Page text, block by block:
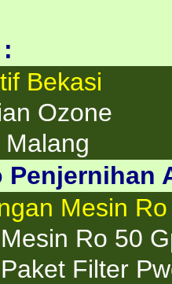
Bekasi
Ozone
Penjernihan
Mesin
Ro 50
Filter